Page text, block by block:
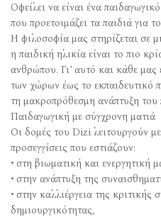
Οφείλει να είναι ένα
που προετοιμάζει τα παιδιά για
Η φιλοσοφία μας στηρίζεται σε
η παιδική ηλικία είναι το πιο
ανθρώπου. Γι’ αυτό και κάθε
των χώρων έως το εκπαιδευτικό
τη μακροπρόθεσμη ανάπτυξη του
Παιδαγωγική με σύγχρονη ματιά
Οι δομές του Dizi λειτουργούν
προσεγγίσεις που εστιάζουν:
• στη βιωματική και ενεργητική
• στην ανάπτυξη της
• στην καλλιέργεια της κριτικής
δημιουργικότητας,